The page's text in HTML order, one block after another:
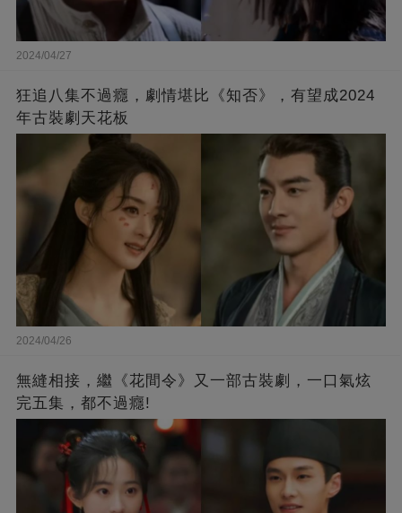
2024/04/27
狂追八集不過癮，劇情堪比《知否》，有望成2024
年古裝劇天花板
2024/04/26
無縫相接，繼《花間令》又一部古裝劇，一口氣炫
完五集，都不過癮!